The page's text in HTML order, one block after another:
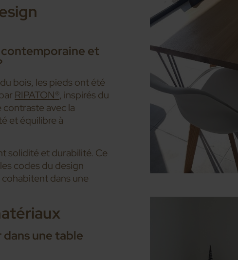
et
bois, les pieds ont été
RIPATON®, inspirés du
contraste avec la
et équilibre à
solidité et durabilité. Ce
codes du design
dans une
une table